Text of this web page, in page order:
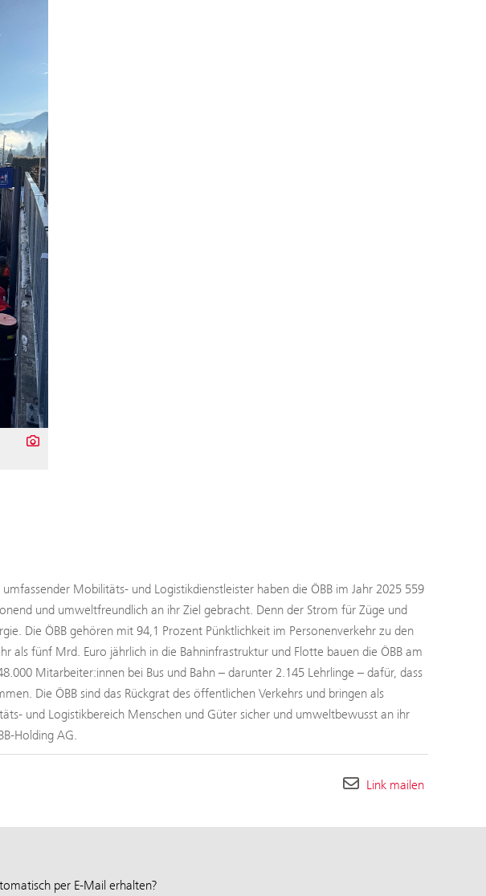
Mobilitäts- und Logistikdienstleister haben die ÖBB im Jahr 2025 559
und umweltfreundlich an ihr Ziel gebracht. Denn der Strom für Züge und
Die ÖBB gehören mit 94,1 Prozent Pünktlichkeit im Personenverkehr zu den
als fünf Mrd. Euro jährlich in die Bahninfrastruktur und Flotte bauen die ÖBB am
Mitarbeiter:innen bei Bus und Bahn – darunter 2.145 Lehrlinge – dafür, dass
Die ÖBB sind das Rückgrat des öffentlichen Verkehrs und bringen als
und Logistikbereich Menschen und Güter sicher und umweltbewusst an ihr
Holding AG.
Link mailen
per E-Mail erhalten?